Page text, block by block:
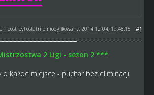
#1
post był ostatnio modyfikowany: 2014-12-04, 19:45:15
2 Ligi - sezon 2 ***
o każde miejsce - puchar bez eliminacji